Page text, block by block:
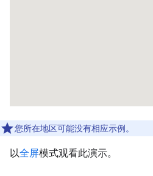
您所在地区可能没有相应示例。
以全屏模式观看此演示。